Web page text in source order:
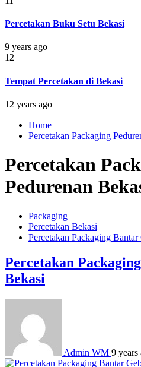
Percetakan Buku Setu Bekasi
9 years ago
12
Tempat Percetakan di Bekasi
12 years ago
Home
Percetakan Packaging
Percetakan
Pedurenan
Packaging
Percetakan Bekasi
Percetakan Packaging
Percetakan
Bekasi
Admin WM 9 years